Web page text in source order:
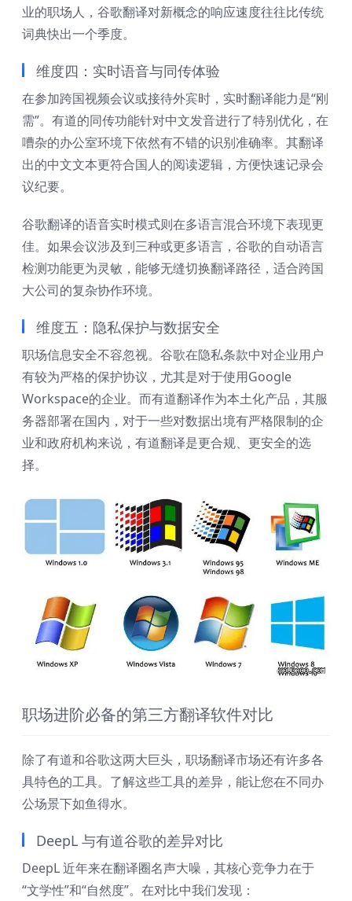
业的职场人，谷歌翻译对新概念的响应速度往往比传统
词典快出一个季度。
维度四：实时语音与同传体验
在参加跨国视频会议或接待外宾时，实时翻译能力是“刚
需”。有道的同传功能针对中文发音进行了特别优化，在
嘈杂的办公室环境下依然有不错的识别准确率。其翻译
出的中文文本更符合国人的阅读逻辑，方便快速记录会
议纪要。
谷歌翻译的语音实时模式则在多语言混合环境下表现更
佳。如果会议涉及到三种或更多语言，谷歌的自动语言
检测功能更为灵敏，能够无缝切换翻译路径，适合跨国
大公司的复杂协作环境。
维度五：隐私保护与数据安全
职场信息安全不容忽视。谷歌在隐私条款中对企业用户
有较为严格的保护协议，尤其是对于使用Google
Workspace的企业。而有道翻译作为本土化产品，其服
务器部署在国内，对于一些对数据出境有严格限制的企
业和政府机构来说，有道翻译是更合规、更安全的选
择。
职场进阶必备的第三方翻译软件对比
除了有道和谷歌这两大巨头，职场翻译市场还有许多各
具特色的工具。了解这些工具的差异，能让您在不同办
公场景下如鱼得水。
DeepL 与有道谷歌的差异对比
DeepL 近年来在翻译圈名声大噪，其核心竞争力在于
“文学性”和“自然度”。在对比中我们发现：